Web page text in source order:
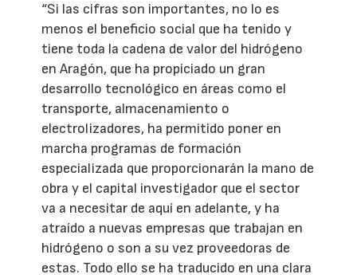
“Si las cifras son importantes, no lo es
menos el beneficio social que ha tenido y
tiene toda la cadena de valor del hidrógeno
en Aragón, que ha propiciado un gran
desarrollo tecnológico en áreas como el
transporte, almacenamiento o
electrolizadores, ha permitido poner en
marcha programas de formación
especializada que proporcionarán la mano de
obra y el capital investigador que el sector
va a necesitar de aquí en adelante, y ha
atraído a nuevas empresas que trabajan en
hidrógeno o son a su vez proveedoras de
estas. Todo ello se ha traducido en una clara